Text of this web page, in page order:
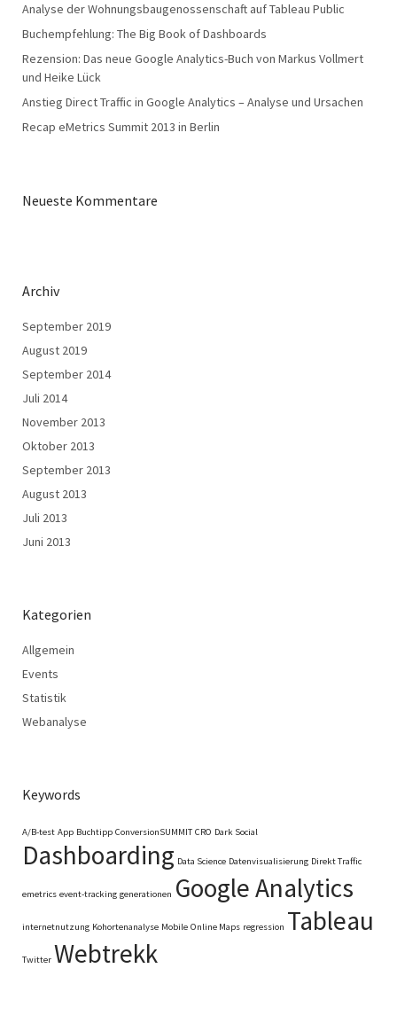
Analyse der Wohnungsbaugenossenschaft auf Tableau Public
Buchempfehlung: The Big Book of Dashboards
Rezension: Das neue Google Analytics-Buch von Markus Vollmert
und Heike Lück
Anstieg Direct Traffic in Google Analytics – Analyse und Ursachen
Recap eMetrics Summit 2013 in Berlin
Neueste Kommentare
Archiv
September 2019
August 2019
September 2014
Juli 2014
November 2013
Oktober 2013
September 2013
August 2013
Juli 2013
Juni 2013
Kategorien
Allgemein
Events
Statistik
Webanalyse
Keywords
A/B-test App Buchtipp ConversionSUMMIT CRO Dark Social
Dashboarding Data Science Datenvisualisierung Direkt Traffic
emetrics event-tracking generationen Google Analytics
internetnutzung Kohortenanalyse Mobile Online Maps regression Tableau
Twitter Webtrekk